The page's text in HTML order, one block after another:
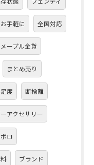
お手軽に 全国対応
メープル金貨
まとめ売り
度 断捨離
アクセサリー
ロ
ブランド